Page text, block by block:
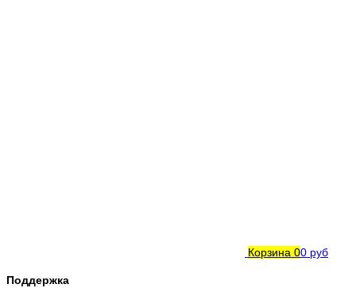
Корзина 00 руб
Поддержка